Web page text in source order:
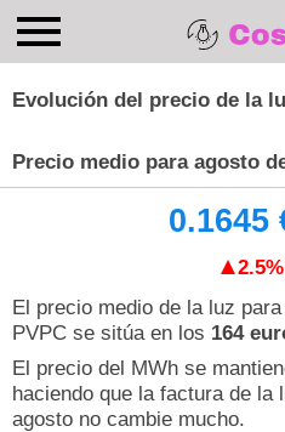
Evolución del precio de la
Precio medio para agosto
0.1645
2.5%
El precio medio de la luz
PVPC se sitúa en los 164
El precio del MWh se
haciendo que la factura de la
agosto no cambie mucho.